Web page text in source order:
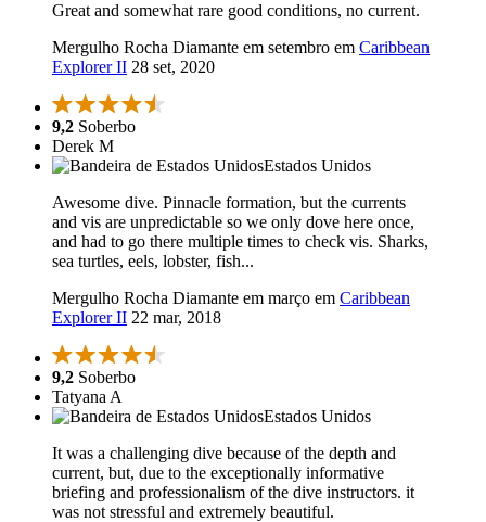
Great and somewhat rare good conditions, no current.
Mergulho Rocha Diamante em setembro em Caribbean
Explorer II 28 set, 2020
9,2 Soberbo
Derek M
Estados Unidos
Awesome dive. Pinnacle formation, but the currents
and vis are unpredictable so we only dove here once,
and had to go there multiple times to check vis. Sharks,
sea turtles, eels, lobster, fish...
Mergulho Rocha Diamante em março em Caribbean
Explorer II 22 mar, 2018
9,2 Soberbo
Tatyana A
Estados Unidos
It was a challenging dive because of the depth and
current, but, due to the exceptionally informative
briefing and professionalism of the dive instructors. it
was not stressful and extremely beautiful.